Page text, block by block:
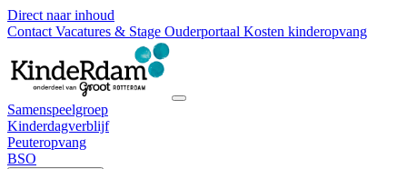
Direct naar inhoud
Contact Vacatures & Stage Ouderportaal Kosten kinderopvang
Samenspeelgroep
Kinderdagverblijf
Peuteropvang
BSO